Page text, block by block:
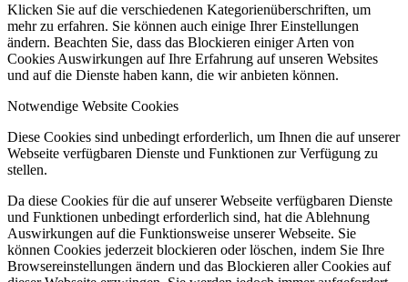
Klicken Sie auf die verschiedenen Kategorienüberschriften, um
mehr zu erfahren. Sie können auch einige Ihrer Einstellungen
ändern. Beachten Sie, dass das Blockieren einiger Arten von
Cookies Auswirkungen auf Ihre Erfahrung auf unseren Websites
und auf die Dienste haben kann, die wir anbieten können.
Notwendige Website Cookies
Diese Cookies sind unbedingt erforderlich, um Ihnen die auf unserer
Webseite verfügbaren Dienste und Funktionen zur Verfügung zu
stellen.
Da diese Cookies für die auf unserer Webseite verfügbaren Dienste
und Funktionen unbedingt erforderlich sind, hat die Ablehnung
Auswirkungen auf die Funktionsweise unserer Webseite. Sie
können Cookies jederzeit blockieren oder löschen, indem Sie Ihre
Browsereinstellungen ändern und das Blockieren aller Cookies auf